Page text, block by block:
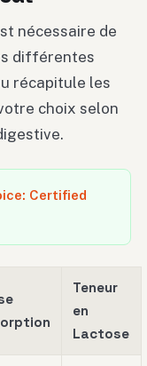
nécessaire de
différentes
récapitule les
choix selon
Certified
Teneur
en
Lactose